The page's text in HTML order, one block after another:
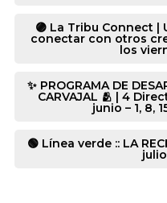
🟣 La Tribu Connect
conectar con otros
los
✨ PROGRAMA DE
CARVAJAL 🫂 | 4
junio – 1, 8,
🟢 Línea verde :: LA